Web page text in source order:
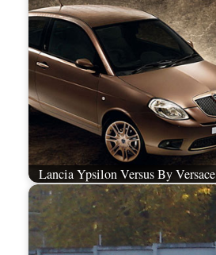
Lancia Ypsilon Versus By Versace